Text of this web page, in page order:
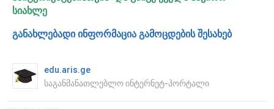
სიახლე
განახლებადი ინფორმაცია გამოცდების შესახებ
edu.aris.ge
საგანმანათლებლო ინტერნეტ-პორტალი